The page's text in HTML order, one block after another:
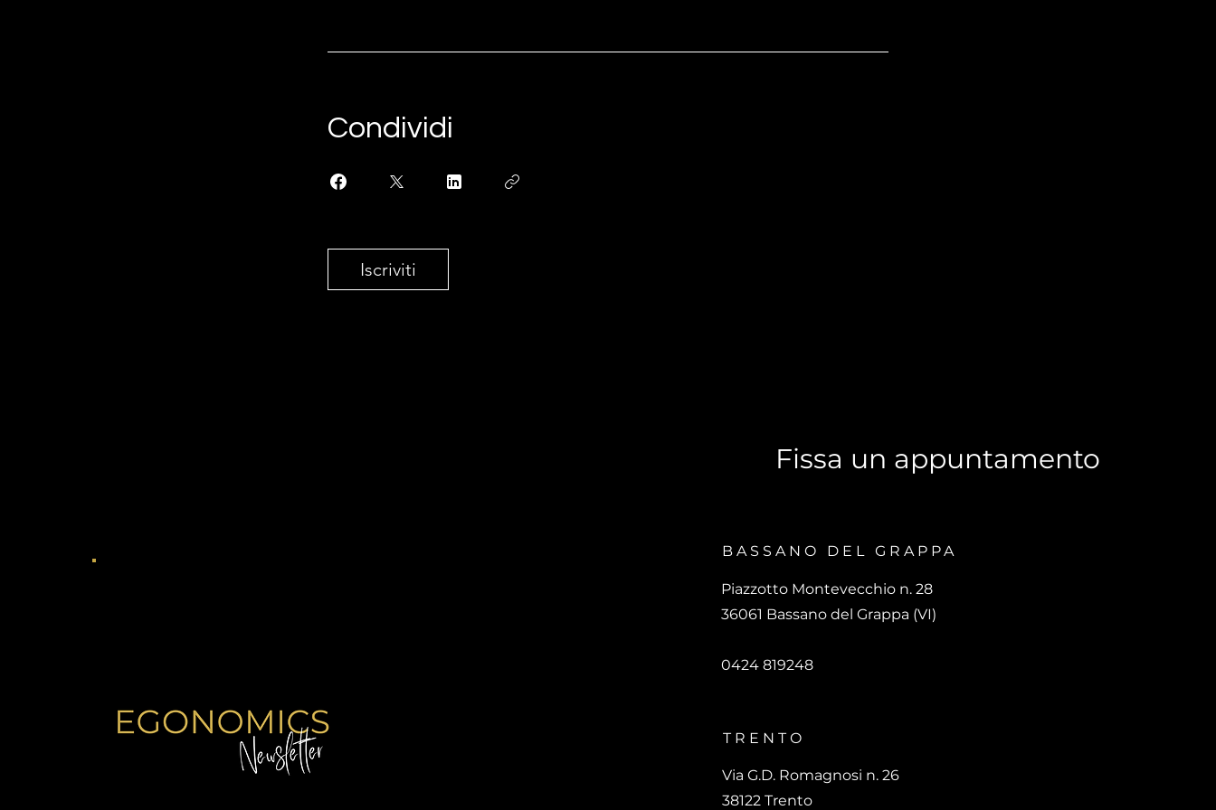
Condividi
Iscriviti
Fissa un appuntamento
BASSANO DEL GRAPPA
Piazzotto Montevecchio n. 28
36061 Bassano del Grappa (VI)
0424 819248
TRENTO
Via G.D. Romagnosi n. 26
38122 Trento